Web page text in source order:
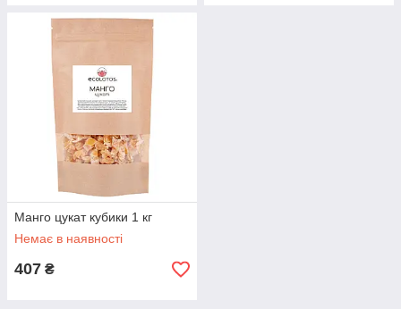
Манго цукат кубики 1 кг
Немає в наявності
407 ₴